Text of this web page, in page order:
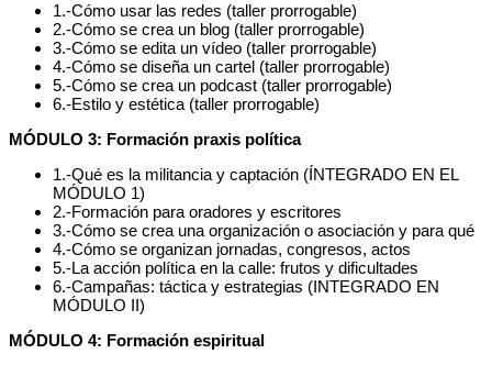
1.-Cómo usar las redes (taller prorrogable)
2.-Cómo se crea un blog (taller prorrogable)
3.-Cómo se edita un vídeo (taller prorrogable)
4.-Cómo se diseña un cartel (taller prorrogable)
5.-Cómo se crea un podcast (taller prorrogable)
6.-Estilo y estética (taller prorrogable)
MÓDULO 3: Formación praxis política
1.-Qué es la militancia y captación (ÍNTEGRADO EN EL
MÓDULO 1)
2.-Formación para oradores y escritores
3.-Cómo se crea una organización o asociación y para qué
4.-Cómo se organizan jornadas, congresos, actos
5.-La acción política en la calle: frutos y dificultades
6.-Campañas: táctica y estrategias (INTEGRADO EN
MÓDULO II)
MÓDULO 4: Formación espiritual